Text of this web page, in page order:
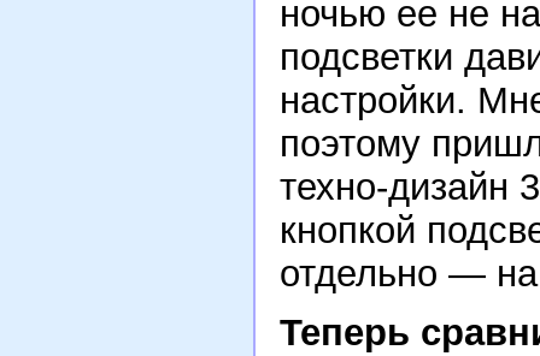
ночью ее не
подсветки
настройки.
поэтому
техно-дизайн
кнопкой
отдельно —
Теперь